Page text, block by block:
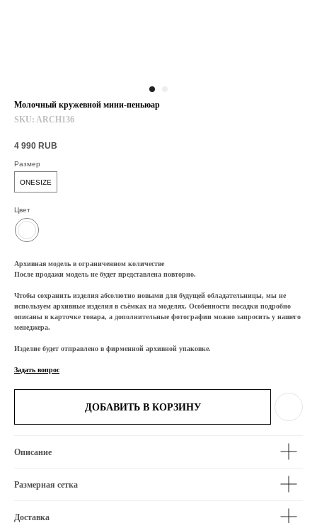
Молочный кружевной мини-пеньюар
SKU: ARCH136
4 990 RUB
Размер
ONESIZE
Цвет
Архивная модель в ограниченном количестве
После продажи модель не будет представлена повторно.
Чтобы сохранить изделия абсолютно новыми для будущей обладательницы, мы не
используем архивные изделия в съёмках на моделях. Особенности посадки подробно
описаны в карточке товара, а дополнительные фотографии можно запросить у нашего
менеджера.
Изделие будет отправлено в фирменной архивной упаковке.
Задать вопрос
ДОБАВИТЬ В КОРЗИНУ
Описание
Размерная сетка
Доставка